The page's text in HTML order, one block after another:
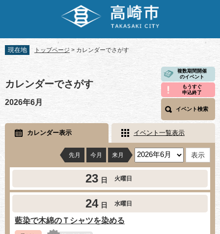
先
頭
を
飛
て
本
現在地 トップページ > カレンダーでさがす
文
カレンダーでさがす
複数期間開催
のイベント
もうすぐ
申込終了
イベント検索
2026年6月
カレンダー表示 イベント一覧表示
先月 今月 来月
23 日 火曜日
24 日 水曜日
藍染で木綿のＴシャツを染める